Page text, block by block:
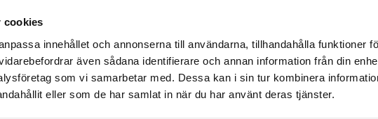
cookies
innehållet och annonserna till användarna, tillhandahålla funktioner
även sådana identifierare och annan information från din
som vi samarbetar med. Dessa kan i sin tur kombinera
eller som de har samlat in när du har använt deras tjänster.
– modellerna med det tunnaste garnet som är härligt svala och
löpning. Dessa strumpor är de vi har trivts bäst i till vardags.
tjockare garn men fortfarande en tunn hikingstrumpa som gör sig